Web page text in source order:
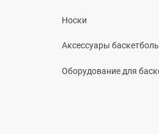
Носки
Аксессуары
Оборудование для